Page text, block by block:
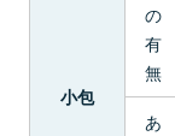
小包
の
有
無
あ